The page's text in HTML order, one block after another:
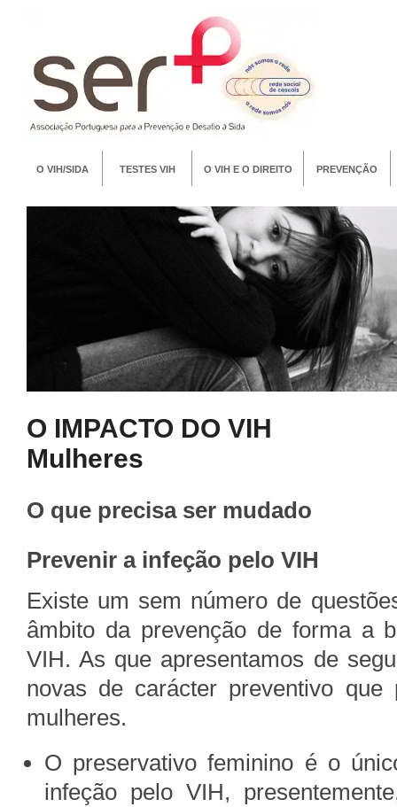
O VIH/SIDA TESTES VIH O VIH E O DIREITO PREVENÇÃO
O IMPACTO DO VIH
Mulheres
O que precisa ser mudado
Prevenir a infeção pelo VIH
Existe um sem número de
âmbito da prevenção de forma a
VIH. As que apresentamos de
novas de carácter preventivo que
mulheres.
O preservativo feminino é o
infeção pelo VIH,